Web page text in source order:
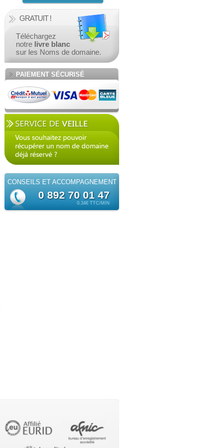
GRATUIT !
Téléchargez
notre livre blanc
sur les Noms de domaine.
PAIEMENT SÉCURISÉ
CONSEILS ET ACCOMPAGNEMENT
0 892 70 01 47
0,34€ TTC/MIN